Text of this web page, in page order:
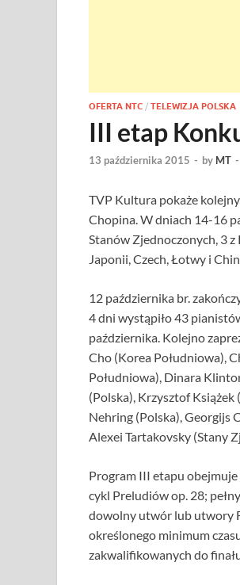
OFERTA NTC / TELEWIZJA POLSKA
III etap
13 października 2015 - by MT -
TVP Kultura pokaże
Chopina. W dniach 14-16
Stanów Zjednoczonych, 3 z
Japonii, Czech, Łotwy i
12 października br.
4 dni wystąpiło 43
października. Kolejno
Cho (Korea Południowa),
Południowa), Dinara
(Polska), Krzysztof Książek
Nehring (Polska), Georgijs
Alexei Tartakovsky (Stany
Program III etapu
cykl Preludiów op. 28;
dowolny utwór lub utwory
określonego minimum
zakwalifikowanych do